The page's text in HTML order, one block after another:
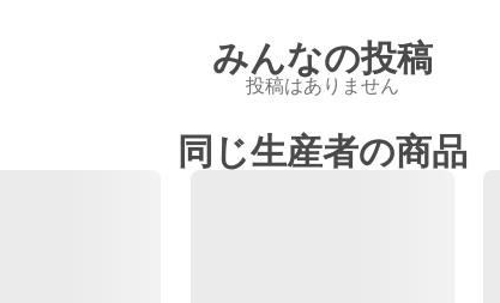
みんなの投稿
投稿はありません
同じ生産者の商品